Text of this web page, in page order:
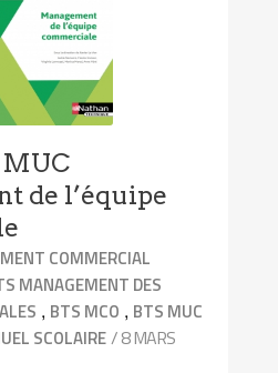
de l’équipe
COMMERCIAL
MANAGEMENT DES
, BTS MCO , BTS MUC
SCOLAIRE/ 8 MARS